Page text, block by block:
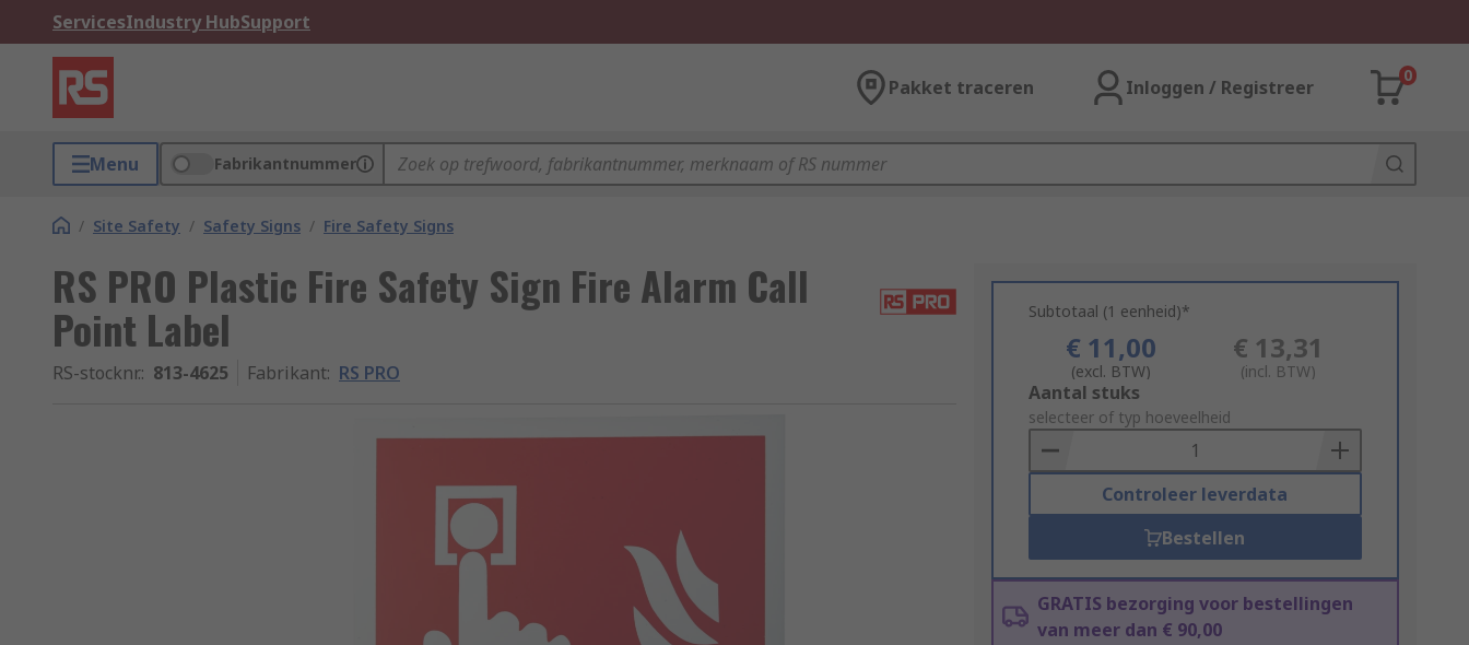
ServicesIndustry HubSupport
Pakket traceren Inloggen / Registreer
0
Menu Fabrikantnummer
/ Site Safety / Safety Signs / Fire Safety Signs
RS PRO Plastic Fire Safety Sign Fire Alarm Call
Point Label
RS-stocknr.: 813-4625 Fabrikant: RS PRO
Subtotaal (1 eenheid)*
€ 11,00
(excl. BTW)
€ 13,31
(incl. BTW)
Add
to
Basket
Aantal stuks
selecteer of typ hoeveelheid
Controleer leverdata
Bestellen
GRATIS bezorging voor bestellingen
van meer dan € 90,00